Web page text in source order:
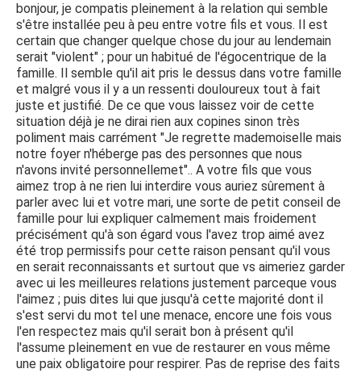
bonjour, je compatis pleinement à la relation qui semble
s'être installée peu à peu entre votre fils et vous. Il est
certain que changer quelque chose du jour au lendemain
serait "violent" ; pour un habitué de l'égocentrique de la
famille. Il semble qu'il ait pris le dessus dans votre famille
et malgré vous il y a un ressenti douloureux tout à fait
juste et justifié. De ce que vous laissez voir de cette
situation déjà je ne dirai rien aux copines sinon très
poliment mais carrément "Je regrette mademoiselle mais
notre foyer n'héberge pas des personnes que nous
n'avons invité personnellemet".. A votre fils que vous
aimez trop à ne rien lui interdire vous auriez sûrement à
parler avec lui et votre mari, une sorte de petit conseil de
famille pour lui expliquer calmement mais froidement
précisément qu'à son égard vous l'avez trop aimé avez
été trop permissifs pour cette raison pensant qu'il vous
en serait reconnaissants et surtout que vs aimeriez garder
avec ui les meilleures relations justement parceque vous
l'aimez ; puis dites lui que jusqu'à cette majorité dont il
s'est servi du mot tel une menace, encore une fois vous
l'en respectez mais qu'il serait bon à présent qu'il
l'assume pleinement en vue de restaurer en vous même
une paix obligatoire pour respirer. Pas de reprise des faits